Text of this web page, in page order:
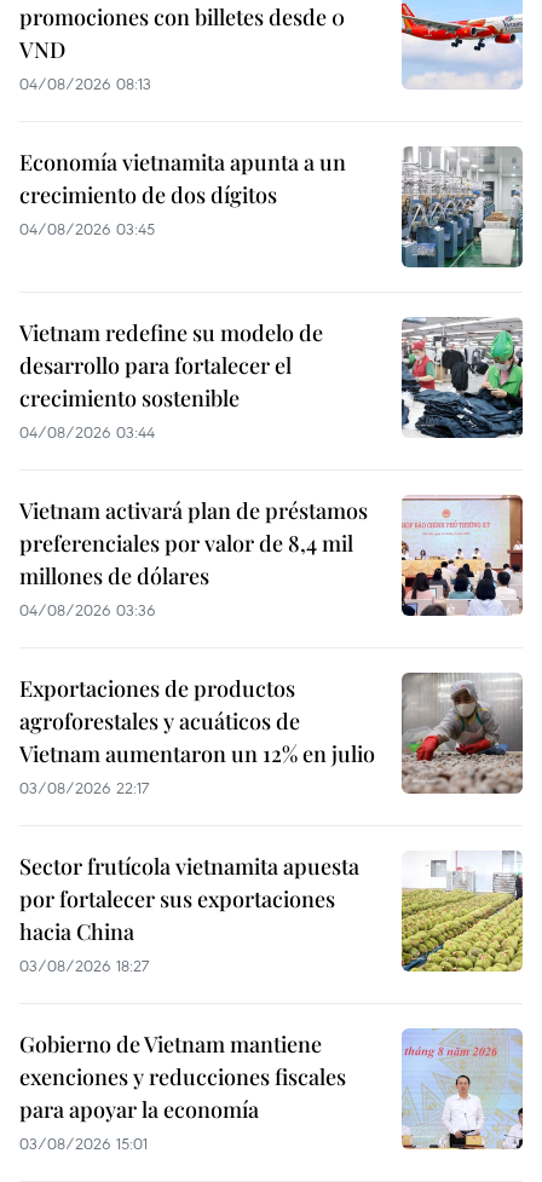
promociones con billetes desde 0
VND
04/08/2026 08:13
Economía vietnamita apunta a un
crecimiento de dos dígitos
04/08/2026 03:45
Vietnam redefine su modelo de
desarrollo para fortalecer el
crecimiento sostenible
04/08/2026 03:44
Vietnam activará plan de préstamos
preferenciales por valor de 8,4 mil
millones de dólares
04/08/2026 03:36
Exportaciones de productos
agroforestales y acuáticos de
Vietnam aumentaron un 12% en julio
03/08/2026 22:17
Sector frutícola vietnamita apuesta
por fortalecer sus exportaciones
hacia China
03/08/2026 18:27
Gobierno de Vietnam mantiene
exenciones y reducciones fiscales
para apoyar la economía
03/08/2026 15:01